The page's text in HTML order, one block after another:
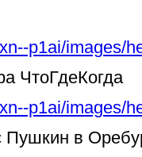
p1ai/images/
ЧтоГдеКогда
p1ai/images/
Пушкин в